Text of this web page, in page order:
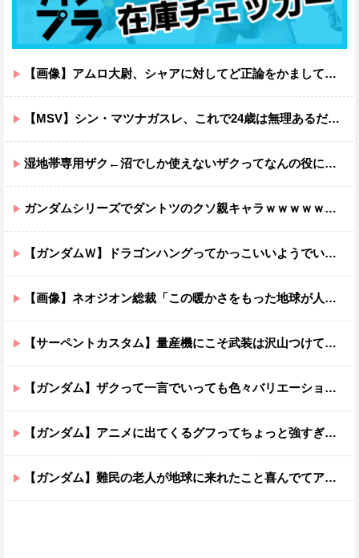
【画像】アムロ大尉、シャアに対してど正論をかましてしまうｗｗｗｗｗｗｗｗｗｗ
【MSV】シン・マツナガスレ、これで24歳は無理あるだろ…
湿地帯専用ザク←沼でしか使えないザクってなんの役に立つ設定なんだ？
ガンダムシリーズでダントツのクソ親キャラｗｗｗｗｗｗｗｗｗｗｗｗ
【ガンダムＷ】ドラゴンハングってかっこいいようでいて実は全然かっこよくないのでは？
【画像】ネオジオン総裁「この暖かさをもった地球が人間さえ破壊するんだ（汗だく）」
【サーペントカスタム】量産機にこそ武装は沢山つけてほしいよね
【ガンダム】ザクって一言でいっても色々バリエーションがあるよね
【ガンダム】アニメに出てくるグフってちょっと強すぎじゃない？
【ガンダム】難民の老人が地球に来れたこと喜んでてアレ？連邦もやってることヤバくない？ってなる